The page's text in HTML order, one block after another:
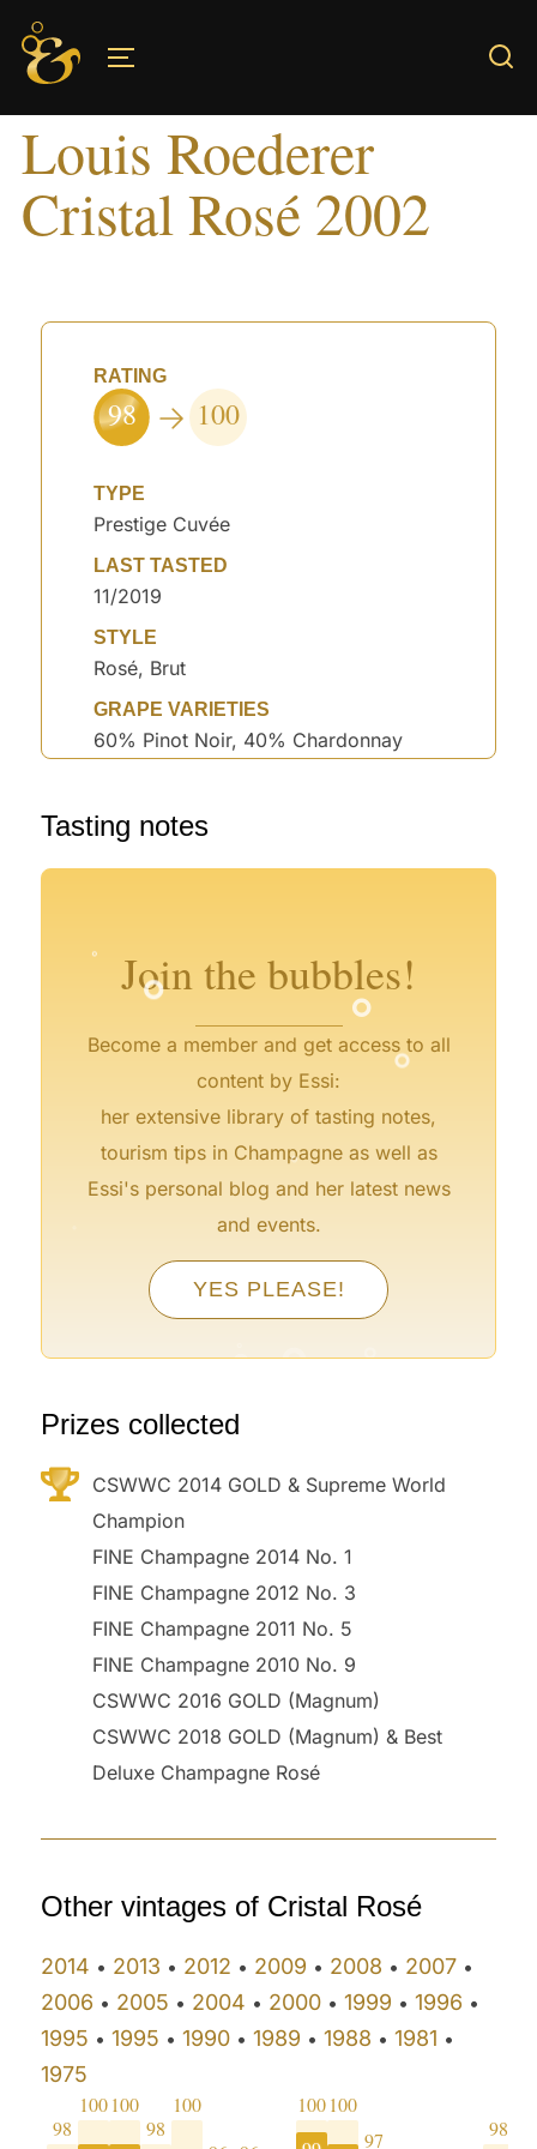
Skip
content
Louis Roederer
Cristal Rosé 2002
RATING
98 100
TYPE
Prestige Cuvée
LAST TASTED
11/2019
STYLE
Rosé, Brut
GRAPE VARIETIES
60% Pinot Noir, 40% Chardonnay
Tasting notes
Join the bubbles!
Become a member and get access to all
content by Essi:
her extensive library of tasting notes,
tourism tips in Champagne as well as
Essi's personal blog and her latest news
and events.
YES PLEASE!
° °
°
°
°
°
°
°
°
° ° °
Prizes collected
CSWWC 2014 GOLD & Supreme World
Champion
FINE Champagne 2014 No. 1
FINE Champagne 2012 No. 3
FINE Champagne 2011 No. 5
FINE Champagne 2010 No. 9
CSWWC 2016 GOLD (Magnum)
CSWWC 2018 GOLD (Magnum) & Best
Deluxe Champagne Rosé
Other vintages of Cristal Rosé
2014 • 2013 • 2012 • 2009 • 2008 • 2007 •
2006 • 2005 • 2004 • 2000 •1999 •1996 •
1995 •1995 •1990 •1989 •1988 •1981 •
1975
98
100100
98
100
100100
97
98